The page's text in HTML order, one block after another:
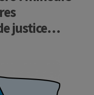
justice